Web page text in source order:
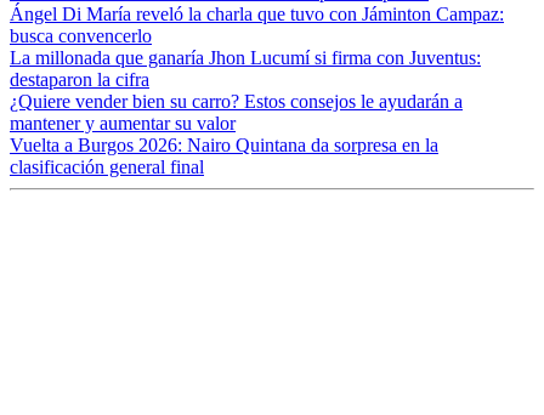
Ángel Di María reveló la charla que tuvo con Jáminton Campaz:
busca convencerlo
La millonada que ganaría Jhon Lucumí si firma con Juventus:
destaparon la cifra
¿Quiere vender bien su carro? Estos consejos le ayudarán a
mantener y aumentar su valor
Vuelta a Burgos 2026: Nairo Quintana da sorpresa en la
clasificación general final